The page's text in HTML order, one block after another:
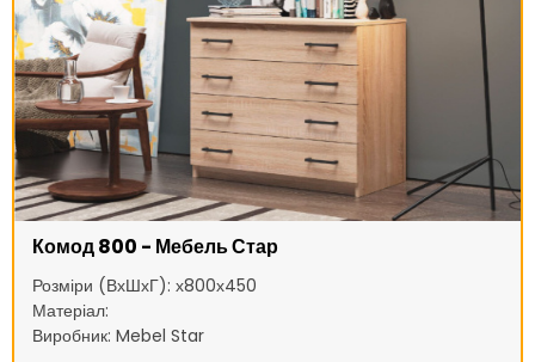
Комод 800 - Мебель Стар
Розміри (ВхШхГ): х800х450
Матеріал:
Виробник: Mebel Star